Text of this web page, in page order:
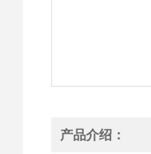
产品介绍：